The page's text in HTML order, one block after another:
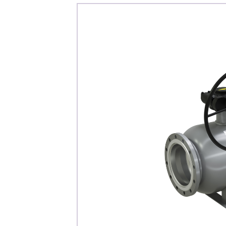
Застройщикам
Снабженцам и
Монтажным
Предприятиям и
О